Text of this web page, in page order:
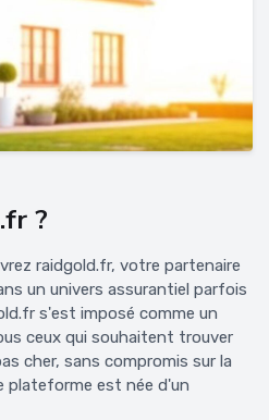
?
raidgold.fr, votre partenaire
un univers assurantiel parfois
s'est imposé comme un
ceux qui souhaitent trouver
cher, sans compromis sur la
plateforme est née d'un